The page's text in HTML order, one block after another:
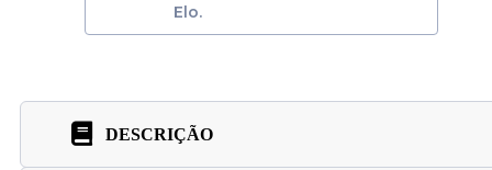
Elo.
DESCRIÇÃO